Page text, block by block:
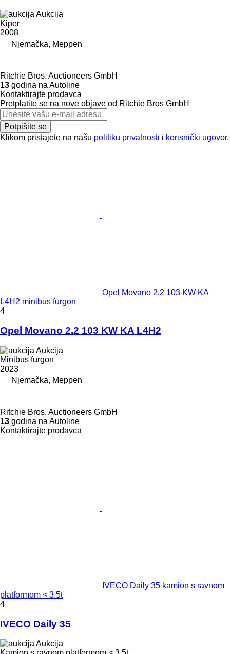
Aukcija
Kiper
2008
Njemačka, Meppen
Ritchie Bros. Auctioneers GmbH
13 godina na Autoline
Kontaktirajte prodavca
Pretplatite se na nove objave od Ritchie Bros GmbH
Potpišite se
Klikom pristajete na našu politiku privatnosti i korisnički ugovor.
Opel Movano 2.2 103 KW KA
L4H2 minibus furgon
4
Opel Movano 2.2 103 KW KA L4H2
Aukcija
Minibus furgon
2023
Njemačka, Meppen
Ritchie Bros. Auctioneers GmbH
13 godina na Autoline
Kontaktirajte prodavca
IVECO Daily 35 kamion s ravnom
platformom < 3.5t
4
IVECO Daily 35
Aukcija